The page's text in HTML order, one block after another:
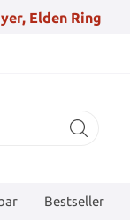
Elden Ring
Bestseller